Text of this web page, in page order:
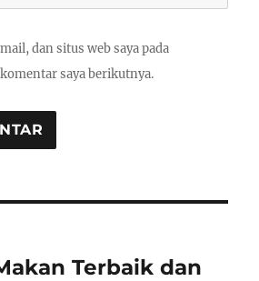
dan situs web saya pada
saya berikutnya.
Terbaik dan